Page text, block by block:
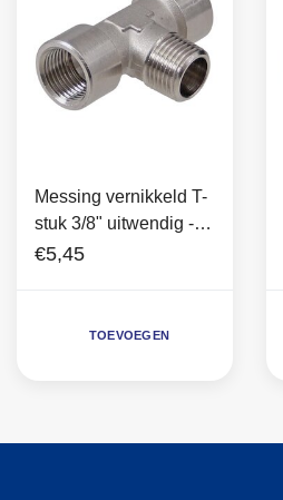
Messing vernikkeld T-
stuk 3/8" uitwendig -
3/8" inwendig (2x)
€5,45
TOEVOEGEN